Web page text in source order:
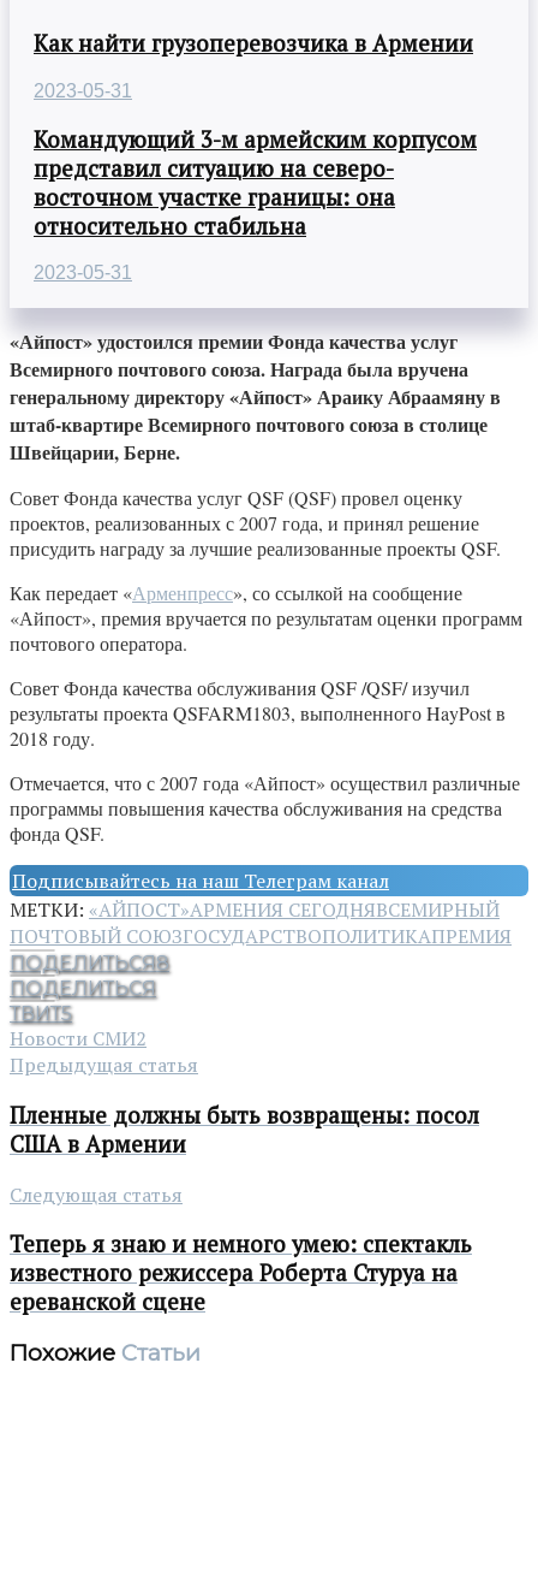
Как найти грузоперевозчика в Армении
2023-05-31
Командующий 3-м армейским корпусом
представил ситуацию на северо-
восточном участке границы: она
относительно стабильна
2023-05-31
«Айпост» удостоился премии Фонда качества услуг
Всемирного почтового союза. Награда была вручена
генеральному директору «Айпост» Араику Абраамяну в
штаб-квартире Всемирного почтового союза в столице
Швейцарии, Берне.
Совет Фонда качества услуг QSF (QSF) провел оценку
проектов, реализованных с 2007 года, и принял решение
присудить награду за лучшие реализованные проекты QSF.
Как передает «Арменпресс», со ссылкой на сообщение
«Айпост», премия вручается по результатам оценки программ
почтового оператора.
Совет Фонда качества обслуживания QSF /QSF/ изучил
результаты проекта QSFARM1803, выполненного HayPost в
2018 году.
Отмечается, что с 2007 года «Айпост» осуществил различные
программы повышения качества обслуживания на средства
фонда QSF.
Подписывайтесь на наш Телеграм канал
МЕТКИ: «АЙПОСТ»АРМЕНИЯ СЕГОДНЯВСЕМИРНЫЙ
ПОЧТОВЫЙ СОЮЗГОСУДАРСТВОПОЛИТИКАПРЕМИЯ
ПОДЕЛИТЬСЯ8
ПОДЕЛИТЬСЯ
ТВИТ5
Новости СМИ2
Предыдущая статья
Пленные должны быть возвращены: посол
США в Армении
Следующая статья
Теперь я знаю и немного умею: спектакль
известного режиссера Роберта Стуруа на
ереванской сцене
Похожие Статьи